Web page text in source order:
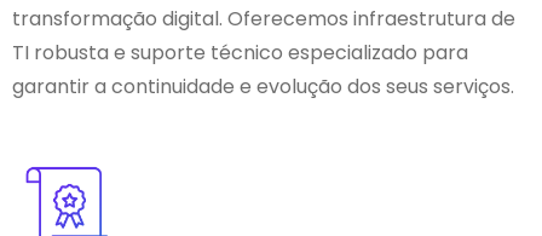
transformação digital. Oferecemos infraestrutura de
TI robusta e suporte técnico especializado para
garantir a continuidade e evolução dos seus serviços.